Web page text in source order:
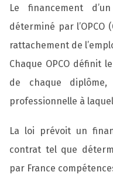
Le financement
déterminé par
rattachement de
Chaque OPCO définit
de chaque
professionnelle à
La loi prévoit un
contrat tel que
par France